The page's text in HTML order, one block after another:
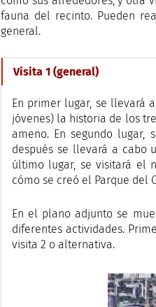
fauna del recinto. Pueden
general.
Visita 1 (general)
En primer lugar, se llevará
jóvenes) la historia de los
ameno. En segundo
después se llevará a cabo
último lugar, se visitará el
cómo se creó el Parque del
En el plano adjunto se
diferentes actividades.
visita 2 o alternativa.